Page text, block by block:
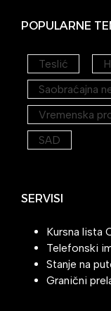
POPULARNE
Teslić
Saobraćajna
Vremenska
SAD
SERVISI
Kursna lista
Telefonski
Stanje na
Granični